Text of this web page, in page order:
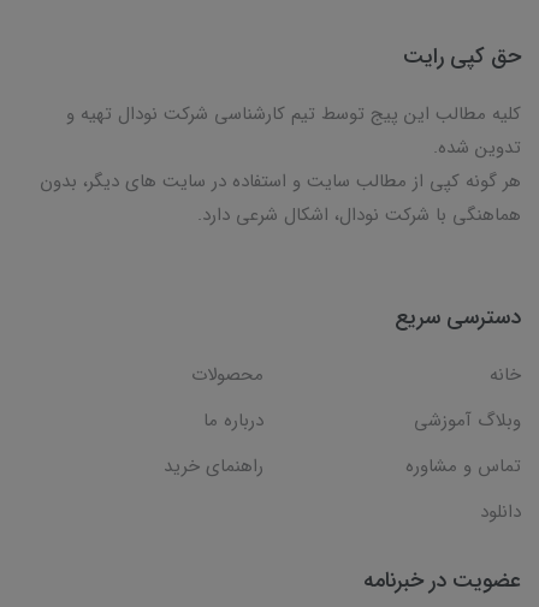
حق کپی رایت
کلیه مطالب این پیج توسط تیم کارشناسی شرکت نودال تهیه و
تدوین شده.
هر گونه کپی از مطالب سایت و استفاده در سایت های دیگر، بدون
هماهنگی با شرکت نودال، اشکال شرعی دارد.
دسترسی سریع
خانه
محصولات
وبلاگ آموزشی
درباره ما
تماس و مشاوره
راهنمای خرید
دانلود
عضویت در خبرنامه